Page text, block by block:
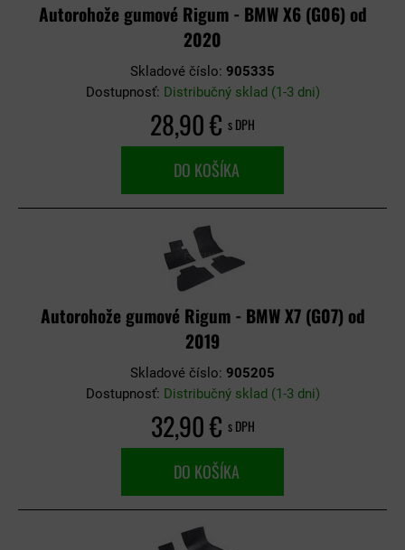
Autorohože gumové Rigum - BMW X6 (G06) od
2020
Skladové číslo: 905335
Dostupnosť: Distribučný sklad (1-3 dni)
28,90 € s DPH
DO KOŠÍKA
Autorohože gumové Rigum - BMW X7 (G07) od
2019
Skladové číslo: 905205
Dostupnosť: Distribučný sklad (1-3 dni)
32,90 € s DPH
DO KOŠÍKA